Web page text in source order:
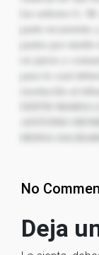
partes por
en juicio y
No
Deja